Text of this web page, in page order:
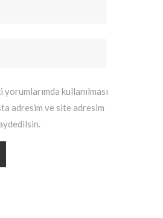
kullanılması
adresim ve site adresim